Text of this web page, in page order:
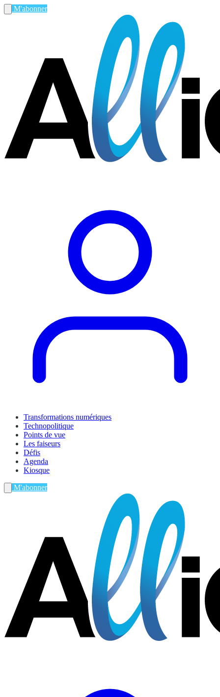
M'abonner
Transformations numériques
Technopolitique
Points de vue
Les faiseurs
Défis
Agenda
Kiosque
M'abonner